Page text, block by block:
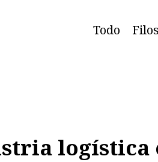
Todo
logística